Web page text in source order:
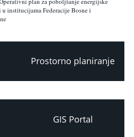
u institucijama Federacije Bosne i
Prostorno planiranje
GIS Portal